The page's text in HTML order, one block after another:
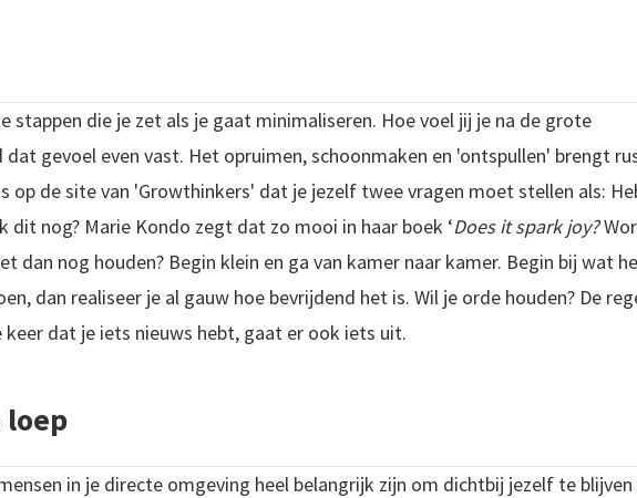
stappen die je zet als je gaat minimaliseren. Hoe voel jij je na de grote
gevoel even vast. Het opruimen, schoonmaken en 'ontspullen' brengt
op de site van 'Growthinkers' dat je jezelf twee vragen moet stellen als:
dit nog? Marie Kondo zegt dat zo mooi in haar boek ‘Does it spark joy?
dan nog houden? Begin klein en ga van kamer naar kamer. Begin bij wat
dan realiseer je al gauw hoe bevrijdend het is. Wil je orde houden? De
keer dat je iets nieuws hebt, gaat er ook iets uit.
loep
in je directe omgeving heel belangrijk zijn om dichtbij jezelf te